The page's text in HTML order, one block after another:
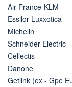
Air France-KLM
Essilor Luxxotica
Michelin
Schneider Electric
Cellectis
Danone
Getlink (ex - Gpe